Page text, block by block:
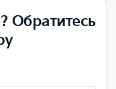
Обратитесь